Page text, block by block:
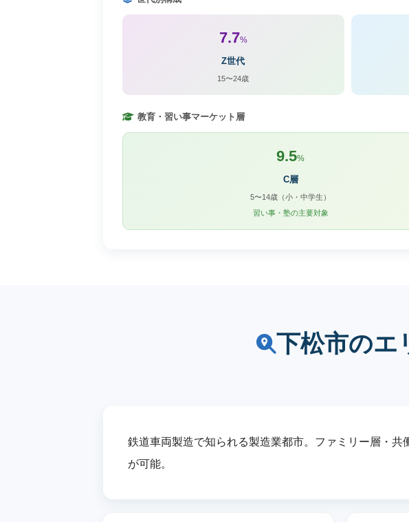
7.7%
Z世代
15〜24歳
教育・習い事マーケット層
9.5%
C層
5〜14歳（小・中学生）
習い事・塾の主要対象
下松市のエ
鉄道車両製造で知られる製造業都市。ファミリー層・
が可能。